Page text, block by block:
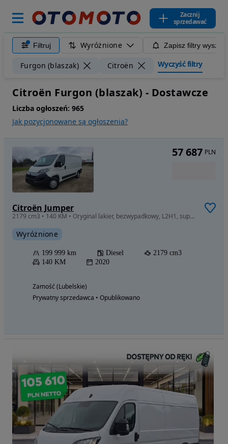
Zacznij
sprzedawać
Filtruj Wyróżnione Zapisz filtry
Furgon (blaszak) Citroën Wyczyść filtry
Citroën Furgon (blaszak) - Dostawcze
Liczba ogłoszeń: 965
Jak pozycjonowane są ogłoszenia?
Citroën Jumper
2179 cm3 • 140 KM • Oryginal lakier, bezwypadkowy, L2H1, super wyposazenie
Wyróżnione
199 999 km Diesel
2179 cm3
140 KM
2020
Zamość (Lubelskie)
Prywatny sprzedawca • Opublikowano
57 687 PLN